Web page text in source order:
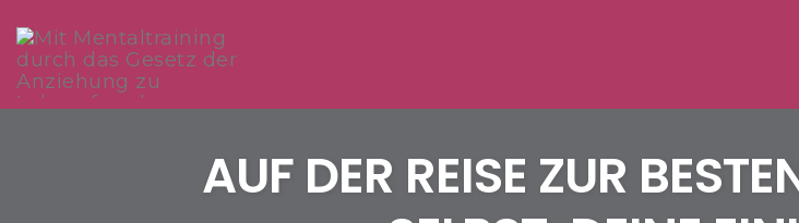
AUF DER REISE ZUR